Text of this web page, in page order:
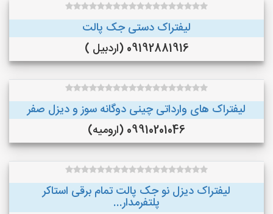
لیفتراک دستی جک پالت
09192881916 (اردبیل )
لیفتراک های وارداتی چینی دوگانه سوز و دیزل صفر
09910201046 (ارومیه)
لیفتراک دیزل نو جک پالت تمام برقی استاکر
پلتفرمدار...